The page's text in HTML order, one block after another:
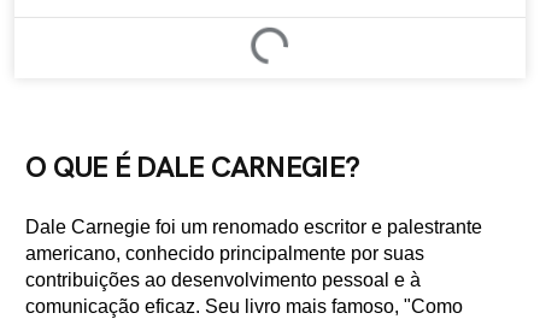
O QUE É DALE CARNEGIE?
Dale Carnegie foi um renomado escritor e palestrante
americano, conhecido principalmente por suas
contribuições ao desenvolvimento pessoal e à
comunicação eficaz. Seu livro mais famoso, "Como